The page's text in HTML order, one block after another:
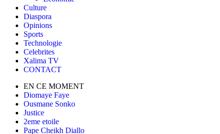
Culture
Diaspora
Opinions
Sports
Technologie
Celebrites
Xalima TV
CONTACT
EN CE MOMENT
Diomaye Faye
Ousmane Sonko
Justice
2eme etoile
Pape Cheikh Diallo